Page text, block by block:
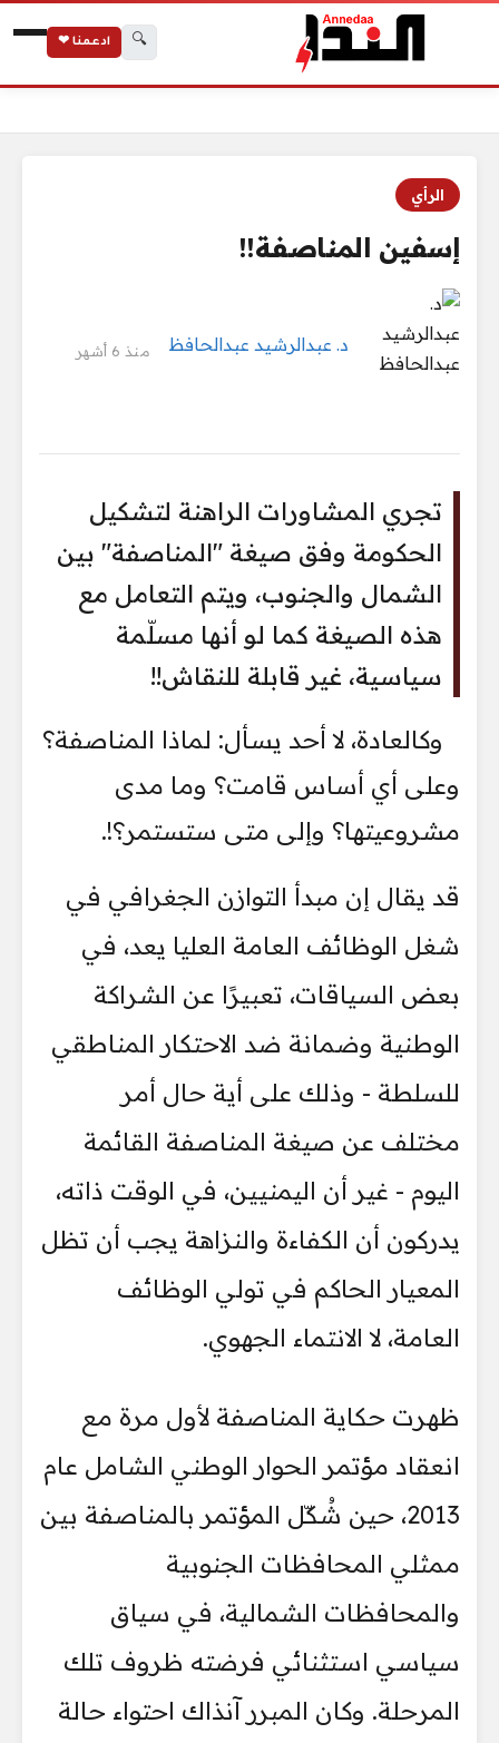
🔍 ادعمنا ❤
الرأي
إسفين المناصفة!!
د. عبدالرشيد عبدالحافظ منذ 6 أشهر
تجري المشاورات الراهنة لتشكيل
الحكومة وفق صيغة "المناصفة" بين
الشمال والجنوب، ويتم التعامل مع
هذه الصيغة كما لو أنها مسلّمة
سياسية، غير قابلة للنقاش!!
وكالعادة، لا أحد يسأل: لماذا المناصفة؟
وعلى أي أساس قامت؟ وما مدى
مشروعيتها؟ وإلى متى ستستمر؟!.
قد يقال إن مبدأ التوازن الجغرافي في
شغل الوظائف العامة العليا يعد، في
بعض السياقات، تعبيرًا عن الشراكة
الوطنية وضمانة ضد الاحتكار المناطقي
للسلطة - وذلك على أية حال أمر
مختلف عن صيغة المناصفة القائمة
اليوم - غير أن اليمنيين، في الوقت ذاته،
يدركون أن الكفاءة والنزاهة يجب أن تظل
المعيار الحاكم في تولي الوظائف
العامة، لا الانتماء الجهوي.
ظهرت حكاية المناصفة لأول مرة مع
انعقاد مؤتمر الحوار الوطني الشامل عام
2013، حين شُكّل المؤتمر بالمناصفة بين
ممثلي المحافظات الجنوبية
والمحافظات الشمالية، في سياق
سياسي استثنائي فرضته ظروف تلك
المرحلة. وكان المبرر آنذاك احتواء حالة